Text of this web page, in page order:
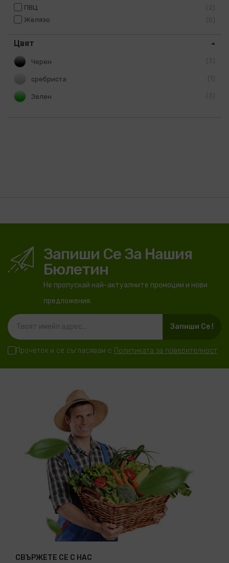
ПВЦ
Желязо
Цвят
Черен
сребриста
Зелен
Запиши Се За Нашия
Бюлетин
Не пропускай най-актуалните промоции и нови
предложения.
Запиши Се !
Прочетох и се съгласявам с Политиката за поверителност.
СВЪРЖЕТЕ СЕ С НАС